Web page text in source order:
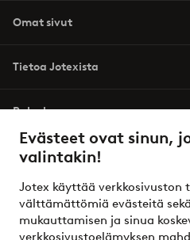
Evästeet ovat sinun,
valintakin!
Jotex käyttää verkkosivuston
välttämättömiä evästeitä
mukauttamisen ja sinua
verkkosivustoelämyksen
Omat sivut
Tietoa Jotexista
Palvelumme
Ehdot
Ystävät